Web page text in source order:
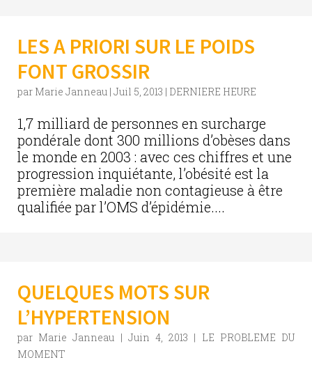
LES A PRIORI SUR LE POIDS
FONT GROSSIR
par Marie Janneau | Juil 5, 2013 | DERNIERE HEURE
1,7 milliard de personnes en surcharge
pondérale dont 300 millions d’obèses dans
le monde en 2003 : avec ces chiffres et une
progression inquiétante, l’obésité est la
première maladie non contagieuse à être
qualifiée par l’OMS d’épidémie....
QUELQUES MOTS SUR
L’HYPERTENSION
par Marie Janneau | Juin 4, 2013 | LE PROBLEME DU
MOMENT